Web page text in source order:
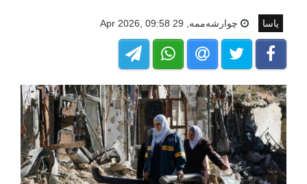
یاسا چوارشه‌ممه‌, 29 Apr 2026, 09:58